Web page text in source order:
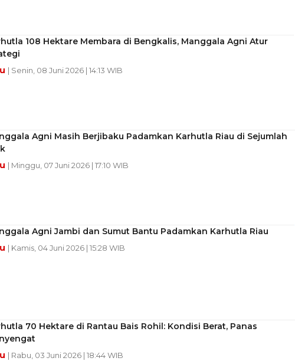
108 Hektare Membara di Bengkalis, Manggala Agni Atur
| Senin, 08 Juni 2026 | 14:13 WIB
Agni Masih Berjibaku Padamkan Karhutla Riau di Sejumlah
| Minggu, 07 Juni 2026 | 17:10 WIB
Agni Jambi dan Sumut Bantu Padamkan Karhutla Riau
| Kamis, 04 Juni 2026 | 15:28 WIB
70 Hektare di Rantau Bais Rohil: Kondisi Berat, Panas
| Rabu, 03 Juni 2026 | 18:44 WIB